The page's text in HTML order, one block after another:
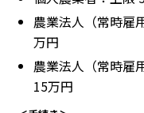
農業法人（常時雇
万円
農業法人（常時雇
15万円